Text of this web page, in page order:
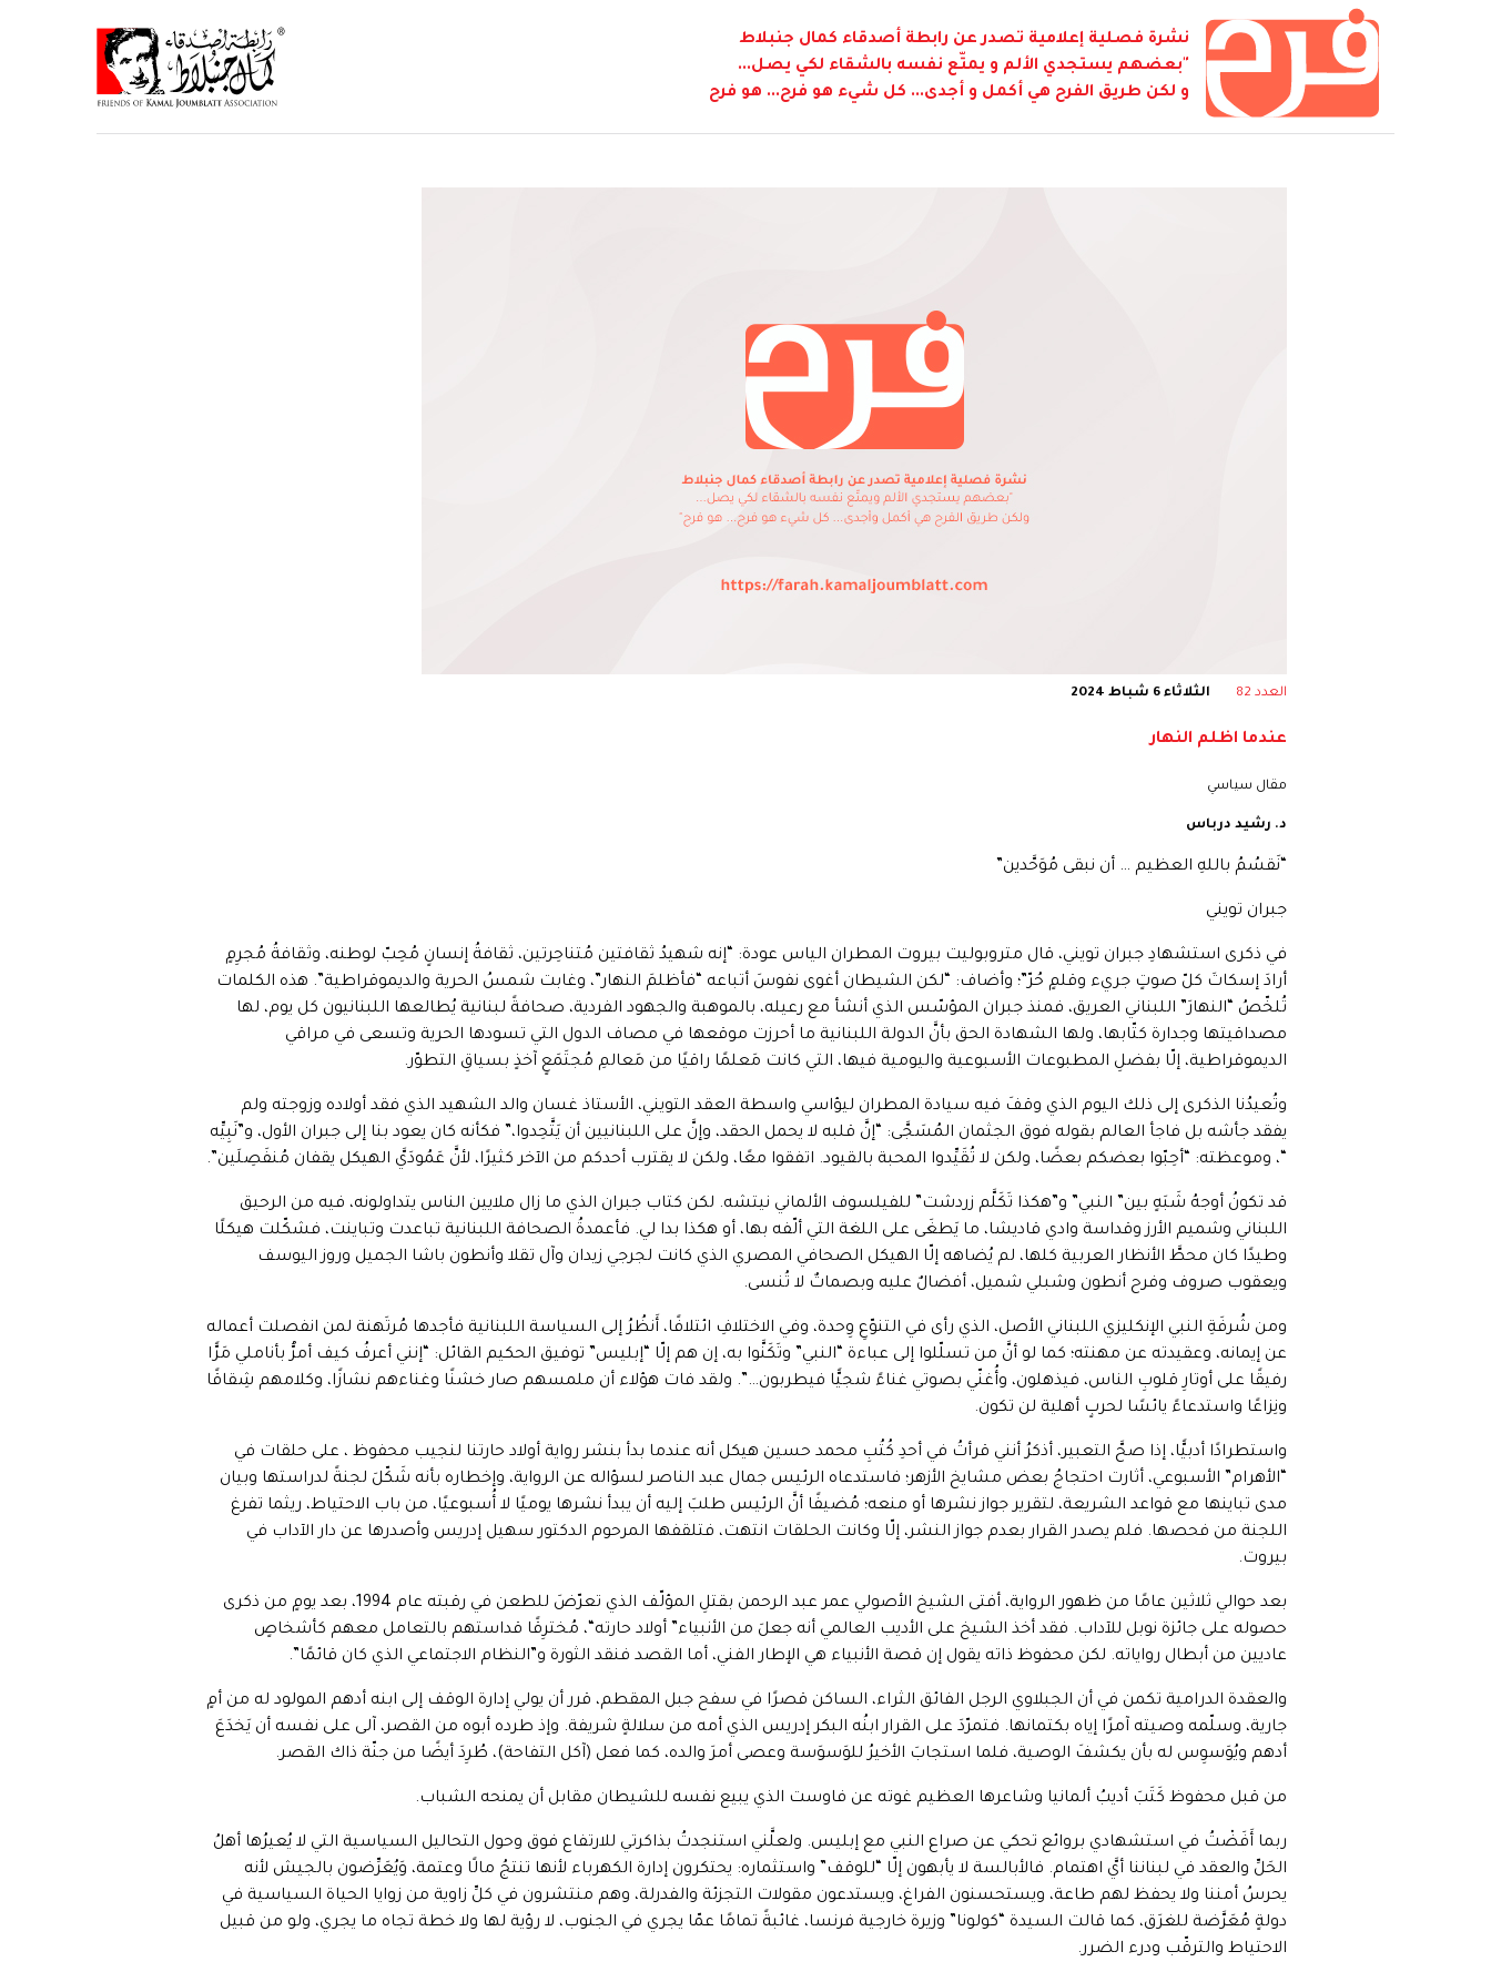
نشرة فصلية إعلامية تصدر عن رابطة أصدقاء كمال جنبلاط
"بعضهم يستجدي الألم و يمتّع نفسه بالشقاء لكي يصل...
و لكن طريق الفرح هي أكمل و أجدى... كل شيء هو فرح... هو فرح
العدد 82 الثلاثاء 6 شباط 2024
عندما اظلم النهار
مقال سياسي
د. رشيد درباس
“نَقسُمُ باللهِ العظيم … أن نبقى مُوَحَّدين”
جبران تويني
في ذكرى استشهادِ جبران تويني، قال متروبوليت بيروت المطران الياس عودة: “إنه شهيدُ ثقافتين مُتناحِرتين، ثقافةُ إنسانٍ مُحِبّ لوطنه، وثقافةُ مُجرِمٍ
أرادَ إسكاتَ كلّ صوتٍ جريء وقلمٍ حُرّ”؛ وأضاف: “لكن الشيطان أغوى نفوسَ أتباعه “فأظلمَ النهار”، وغابت شمسُ الحرية والديموقراطية”. هذه الكلمات
تُلخّصُ “النهارَ” اللبناني العريق، فمنذ جبران المؤسّس الذي أنشأ مع رعيله، بالموهبة والجهود الفردية، صحافةً لبنانية يُطالعها اللبنانيون كل يوم، لها
مصداقيتها وجدارة كتّابها، ولها الشهادة الحق بأنَّ الدولة اللبنانية ما أحرزت موقعها في مصاف الدول التي تسودها الحرية وتسعى في مراقي
الديموقراطية، إلّا بفضلِ المطبوعات الأسبوعية واليومية فيها، التي كانت مَعلمًا راقيًا من مَعالمِ مُجتَمَعٍ آخذٍ بسياقِ التطوّر.
وتُعيدُنا الذكرى إلى ذلك اليوم الذي وقفَ فيه سيادة المطران ليؤاسي واسطة العقد التويني، الأستاذ غسان والد الشهيد الذي فقد أولاده وزوجته ولم
يفقد جأشه بل فاجأ العالم بقوله فوق الجثمان المُسَجَّى: “إنَّ قلبه لا يحمل الحقد، وإنَّ على اللبنانيين أن يَتَّحِدوا،” فكأنه كان يعود بنا إلى جبران الأول، و”نَبِيِّه
“، وموعظته: “أحِبّوا بعضكم بعضًا، ولكن لا تُقَيِّدوا المحبة بالقيود. اتفقوا معًا، ولكن لا يقترب أحدكم من الآخر كثيرًا، لأنَّ عَمُودَيَّ الهيكل يقفان مُنفَصِلَين”.
قد تكونُ أوجهُ شَبَهٍ بين” النبي” و”هكذا تَكَلَّم زردشت” للفيلسوف الألماني نيتشه. لكن كتاب جبران الذي ما زال ملايين الناس يتداولونه، فيه من الرحيق
اللبناني وشميم الأرز وقداسة وادي قاديشا، ما يَطغَى على اللغة التي ألّفه بها، أو هكذا بدا لي. فأعمدةُ الصحافة اللبنانية تباعدت وتباينت، فشكّلت هيكلًا
وطيدًا كان محطَّ الأنظار العربية كلها، لم يُضاهه إلّا الهيكل الصحافي المصري الذي كانت لجرجي زيدان وآل تقلا وأنطون باشا الجميل وروز اليوسف
ويعقوب صروف وفرح أنطون وشبلي شميل، أفضالٌ عليه وبصماتٌ لا تُنسى.
ومن شُرفَةِ النبي الإنكليزي اللبناني الأصل، الذي رأى في التنوّعِ وِحدة، وفي الاختلافِ ائتلافًا، أَنظُرُ إلى السياسة اللبنانية فأجدها مُرتَهنة لمن انفصلت أعماله
عن إيمانه، وعقيدته عن مهنته؛ كما لو أنَّ من تسلّلوا إلى عباءة “النبي” وتَكَنَّوا به، إن هم إلّا “إبليس” توفيق الحكيم القائل: “إنني أعرفُ كيف أمرُّ بأناملي مَرًّا
رفيقًا على أوتارِ قلوبِ الناس، فيذهلون، وأُغنّي بصوتي غناءً شجيًّا فيطربون…”. ولقد فات هؤلاء أن ملمسهم صار خشنًا وغناءهم نشازًا، وكلامهم شِقاقًا
ونِزاعًا واستدعاءً يائسًا لحربٍ أهلية لن تكون.
واستطرادًا أدبيًّا، إذا صحَّ التعبير، أذكرُ أنني قرأتُ في أحدِ كُتُبِ محمد حسين هيكل أنه عندما بدأ بنشر رواية أولاد حارتنا لنجيب محفوظ ، على حلقات في
“الأهرام” الأسبوعي، أثارت احتجاجُ بعض مشايخ الأزهر؛ فاستدعاه الرئيس جمال عبد الناصر لسؤاله عن الرواية، وإخطاره بأنه شَكّلَ لجنةً لدراستها وبيان
مدى تباينها مع قواعد الشريعة، لتقرير جواز نشرها أو منعه؛ مُضيفًا أنَّ الرئيس طلبَ إليه أن يبدأ نشرها يوميًا لا أُسبوعيًا، من باب الاحتياط، ريثما تفرغ
اللجنة من فحصها. فلم يصدر القرار بعدم جواز النشر، إلّا وكانت الحلقات انتهت، فتلقفها المرحوم الدكتور سهيل إدريس وأصدرها عن دار الآداب في
بيروت.
بعد حوالي ثلاثين عامًا من ظهور الرواية، أفتى الشيخ الأصولي عمر عبد الرحمن بقتلِ المؤلّف الذي تعرّضَ للطعن في رقبته عام 1994، بعد يومٍ من ذكرى
حصوله على جائزة نوبل للآداب. فقد أخذ الشيخ على الأديب العالمي أنه جعلَ من الأنبياء” أولاد حارته“، مُخترِقًا قداستهم بالتعامل معهم كأشخاصٍ
عاديين من أبطال رواياته. لكن محفوظ ذاته يقول إن قصة الأنبياء هي الإطار الفني، أما القصد فنقد الثورة و”النظام الاجتماعي الذي كان قائمًا”.
والعقدة الدرامية تكمن في أن الجبلاوي الرجل الفائق الثراء، الساكن قصرًا في سفح جبل المقطم، قرر أن يولي إدارة الوقف إلى ابنه أدهم المولود له من أمٍ
جارية، وسلّمه وصيته آمرًا إياه بكتمانها. فتمرّدَ على القرار ابنُه البكر إدريس الذي أمه من سلالةٍ شريفة. وإذ طرده أبوه من القصر، آلى على نفسه أن يَخدَعَ
أدهم ويُوَسوِس له بأن يكشفَ الوصية، فلما استجابَ الأخيرُ للوَسوَسة وعصى أمرَ والده، كما فعل (آكل التفاحة)، طُرِدَ أيضًا من جنّة ذاك القصر.
من قبل محفوظ كَتَبَ أديبُ ألمانيا وشاعرها العظيم غوته عن فاوست الذي يبيع نفسه للشيطان مقابل أن يمنحه الشباب.
ربما أَفَضْتُ في استشهادي بروائع تحكي عن صراع النبي مع إبليس. ولعلَّني استنجدتُ بذاكرتي للارتفاع فوق وحول التحاليل السياسية التي لا يُعيرُها أهلُ
الحَلِّ والعقد في لبناننا أيَّ اهتمام. فالأبالسة لا يأبهون إلّا “للوقف” واستثماره: يحتكرون إدارة الكهرباء لأنها تنتجُ مالًا وعتمة، وَيُعَرِّضون بالجيش لأنه
يحرسُ أمننا ولا يحفظ لهم طاعة، ويستحسنون الفراغ، ويستدعون مقولات التجزئة والفدرلة، وهم منتشرون في كلِّ زاوية من زوايا الحياة السياسية في
دولةٍ مُعَرَّضة للغرَق، كما قالت السيدة “كولونا” وزيرة خارجية فرنسا، غائبةً تمامًا عمّا يجري في الجنوب، لا رؤية لها ولا خطة تجاه ما يجري، ولو من قبيل
الاحتياط والترقّب ودرء الضرر.